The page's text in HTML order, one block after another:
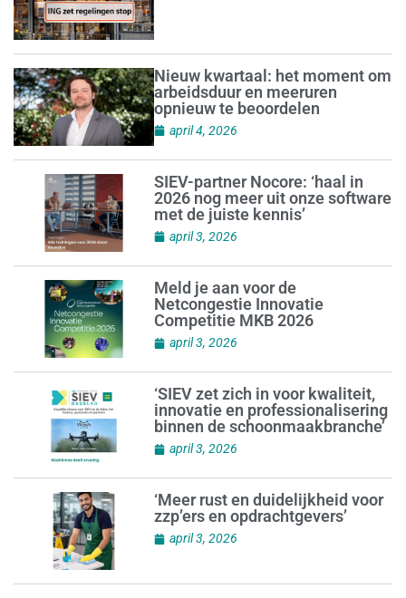
Nieuw kwartaal: het moment om
arbeidsduur en meeruren
opnieuw te beoordelen
april 4, 2026
SIEV-partner Nocore: ‘haal in
2026 nog meer uit onze software
met de juiste kennis’
april 3, 2026
Meld je aan voor de
Netcongestie Innovatie
Competitie MKB 2026
april 3, 2026
‘SIEV zet zich in voor kwaliteit,
innovatie en professionalisering
binnen de schoonmaakbranche’
april 3, 2026
‘Meer rust en duidelijkheid voor
zzp’ers en opdrachtgevers’
april 3, 2026